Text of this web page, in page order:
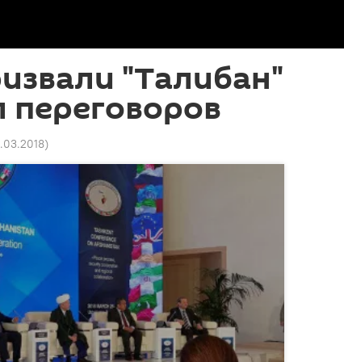
"Талибан"
переговоров
)